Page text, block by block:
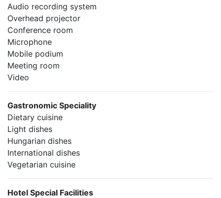
Audio recording system
Overhead projector
Conference room
Microphone
Mobile podium
Meeting room
Video
Gastronomic Speciality
Dietary cuisine
Light dishes
Hungarian dishes
International dishes
Vegetarian cuisine
Hotel Special Facilities